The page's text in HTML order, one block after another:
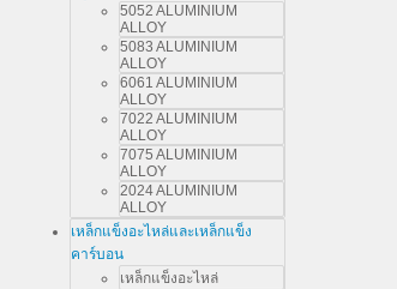
5052 ALUMINIUM
ALLOY
5083 ALUMINIUM
ALLOY
6061 ALUMINIUM
ALLOY
7022 ALUMINIUM
ALLOY
7075 ALUMINIUM
ALLOY
2024 ALUMINIUM
ALLOY
เหล็กแข็งอะไหล่และเหล็กแข็ง
คาร์บอน
เหล็กแข็งอะไหล่